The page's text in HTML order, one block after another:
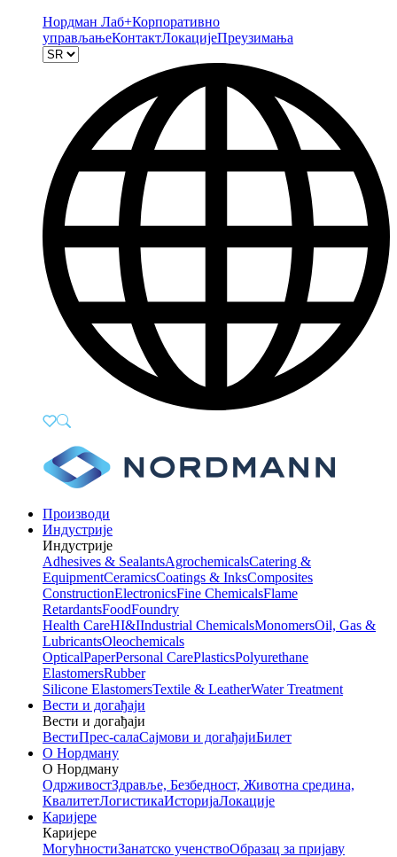
Нордман Лаб+Корпоративно
управљањеКонтактЛокацијеПреузимања
Производи
Индустрије
Индустрије
Adhesives & SealantsAgrochemicalsCatering &
EquipmentCeramicsCoatings & InksComposites
ConstructionElectronicsFine ChemicalsFlame
RetardantsFoodFoundry
Health CareHI&IIndustrial ChemicalsMonomersOil, Gas &
LubricantsOleochemicals
OpticalPaperPersonal CarePlasticsPolyurethane
ElastomersRubber
Silicone ElastomersTextile & LeatherWater Treatment
Вести и догађаји
Вести и догађаји
ВестиПрес-салаСајмови и догађајиБилет
О Нордману
О Нордману
ОдрживостЗдравље, Безбедност, Животна средина,
КвалитетЛогистикаИсторијаЛокације
Каријере
Каријере
МогућностиЗанатско ученствоОбразац за пријаву